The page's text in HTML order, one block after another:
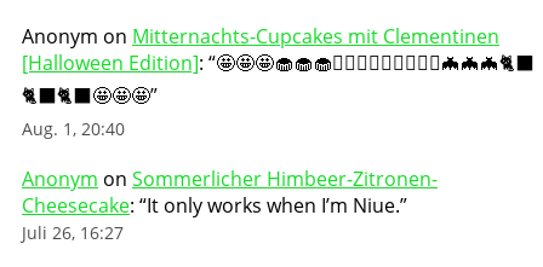
Anonym on Mitternachts-Cupcakes mit Clementinen
[Halloween Edition]: “🤩🤩🤩🧁🧁🧁🧛🏻‍♀️🧛🏻‍♀️🧛🏻‍♀️🦇🦇🦇🐈‍⬛
🐈‍⬛🐈‍⬛🤩🤩🤩”
Aug. 1, 20:40
Anonym on Sommerlicher Himbeer-Zitronen-
Cheesecake: “It only works when I’m Niue.”
Juli 26, 16:27